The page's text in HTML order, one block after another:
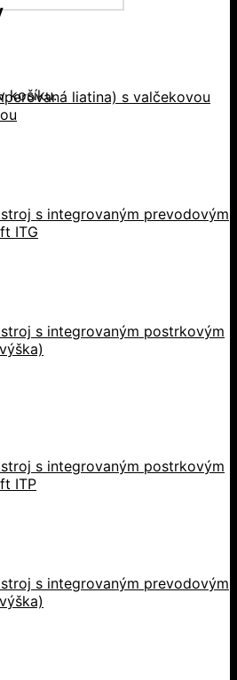
košíku.
liatina) s valčekovou
s integrovaným prevodovým
ITG
s integrovaným postrkovým
s integrovaným postrkovým
ITP
s integrovaným prevodovým